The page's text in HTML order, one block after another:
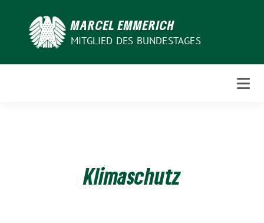
MARCEL EMMERICH
MITGLIED DES BUNDESTAGES
Klimaschutz